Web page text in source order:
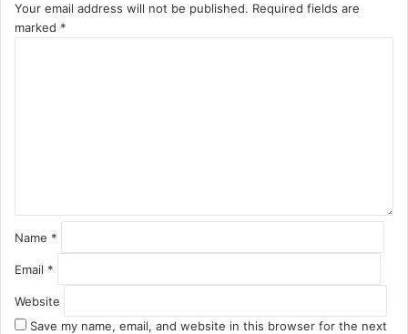
Your email address will not be published. Required fields are
marked *
Name *
Email *
Website
Save my name, email, and website in this browser for the next